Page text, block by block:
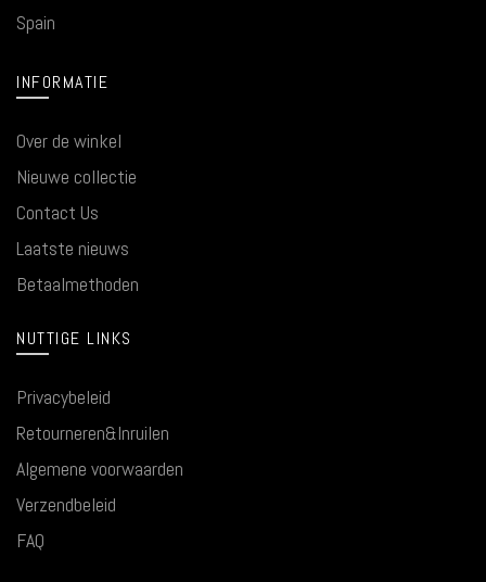
Spain
INFORMATIE
Over de winkel
Nieuwe collectie
Contact Us
Laatste nieuws
Betaalmethoden
NUTTIGE LINKS
Privacybeleid
Retourneren&Inruilen
Algemene voorwaarden
Verzendbeleid
FAQ